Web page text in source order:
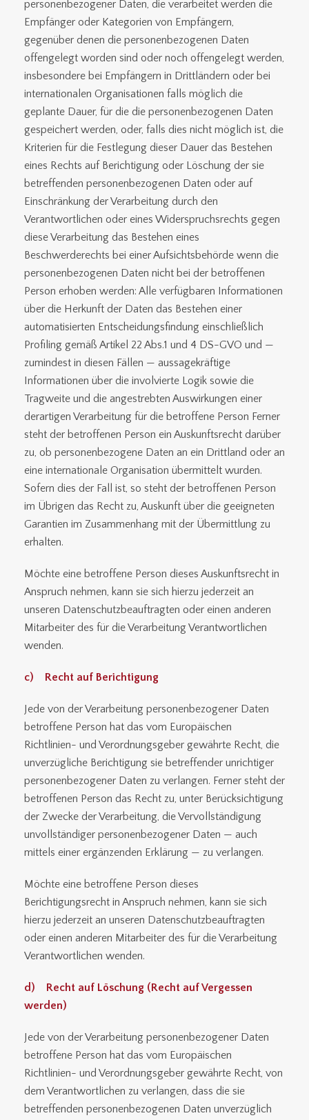
personenbezogener Daten, die verarbeitet werden die
Empfänger oder Kategorien von Empfängern,
gegenüber denen die personenbezogenen Daten
offengelegt worden sind oder noch offengelegt werden,
insbesondere bei Empfängern in Drittländern oder bei
internationalen Organisationen falls möglich die
geplante Dauer, für die die personenbezogenen Daten
gespeichert werden, oder, falls dies nicht möglich ist, die
Kriterien für die Festlegung dieser Dauer das Bestehen
eines Rechts auf Berichtigung oder Löschung der sie
betreffenden personenbezogenen Daten oder auf
Einschränkung der Verarbeitung durch den
Verantwortlichen oder eines Widerspruchsrechts gegen
diese Verarbeitung das Bestehen eines
Beschwerderechts bei einer Aufsichtsbehörde wenn die
personenbezogenen Daten nicht bei der betroffenen
Person erhoben werden: Alle verfügbaren Informationen
über die Herkunft der Daten das Bestehen einer
automatisierten Entscheidungsfindung einschließlich
Profiling gemäß Artikel 22 Abs.1 und 4 DS-GVO und —
zumindest in diesen Fällen — aussagekräftige
Informationen über die involvierte Logik sowie die
Tragweite und die angestrebten Auswirkungen einer
derartigen Verarbeitung für die betroffene Person Ferner
steht der betroffenen Person ein Auskunftsrecht darüber
zu, ob personenbezogene Daten an ein Drittland oder an
eine internationale Organisation übermittelt wurden.
Sofern dies der Fall ist, so steht der betroffenen Person
im Übrigen das Recht zu, Auskunft über die geeigneten
Garantien im Zusammenhang mit der Übermittlung zu
erhalten.
Möchte eine betroffene Person dieses Auskunftsrecht in
Anspruch nehmen, kann sie sich hierzu jederzeit an
unseren Datenschutzbeauftragten oder einen anderen
Mitarbeiter des für die Verarbeitung Verantwortlichen
wenden.
c) Recht auf Berichtigung
Jede von der Verarbeitung personenbezogener Daten
betroffene Person hat das vom Europäischen
Richtlinien- und Verordnungsgeber gewährte Recht, die
unverzügliche Berichtigung sie betreffender unrichtiger
personenbezogener Daten zu verlangen. Ferner steht der
betroffenen Person das Recht zu, unter Berücksichtigung
der Zwecke der Verarbeitung, die Vervollständigung
unvollständiger personenbezogener Daten — auch
mittels einer ergänzenden Erklärung — zu verlangen.
Möchte eine betroffene Person dieses
Berichtigungsrecht in Anspruch nehmen, kann sie sich
hierzu jederzeit an unseren Datenschutzbeauftragten
oder einen anderen Mitarbeiter des für die Verarbeitung
Verantwortlichen wenden.
d) Recht auf Löschung (Recht auf Vergessen
werden)
Jede von der Verarbeitung personenbezogener Daten
betroffene Person hat das vom Europäischen
Richtlinien- und Verordnungsgeber gewährte Recht, von
dem Verantwortlichen zu verlangen, dass die sie
betreffenden personenbezogenen Daten unverzüglich